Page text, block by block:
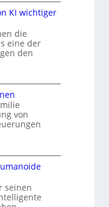
KI wichtiger
die
eine der
den
von
seinen